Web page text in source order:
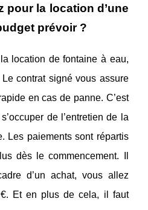
pour la location d’une
prévoir ?
location de fontaine à eau,
contrat signé vous assure
en cas de panne. C’est
de l’entretien de la
Les paiements sont répartis
dès le commencement. Il
d’un achat, vous allez
Et en plus de cela, il faut